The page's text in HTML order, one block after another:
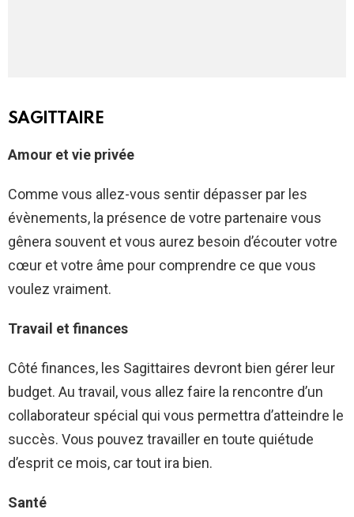
SAGITTAIRE
Amour et vie privée
Comme vous allez-vous sentir dépasser par les
évènements, la présence de votre partenaire vous
gênera souvent et vous aurez besoin d’écouter votre
cœur et votre âme pour comprendre ce que vous
voulez vraiment.
Travail et finances
Côté finances, les Sagittaires devront bien gérer leur
budget. Au travail, vous allez faire la rencontre d’un
collaborateur spécial qui vous permettra d’atteindre le
succès. Vous pouvez travailler en toute quiétude
d’esprit ce mois, car tout ira bien.
Santé